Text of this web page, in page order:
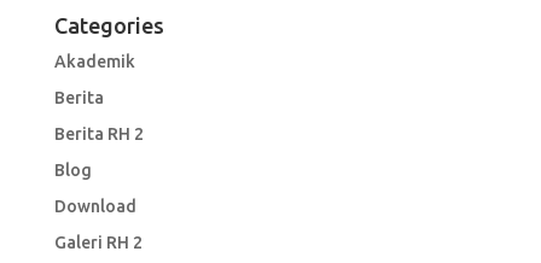
Categories
Akademik
Berita
Berita RH 2
Blog
Download
Galeri RH 2